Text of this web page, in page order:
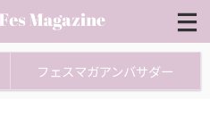
フェスマガアンバサダー